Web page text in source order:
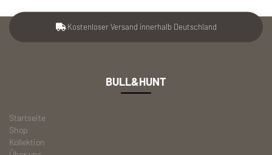
Kostenloser Versand innerhalb Deutschland
BULL&HUNT
Startseite
Shop
Kollektion